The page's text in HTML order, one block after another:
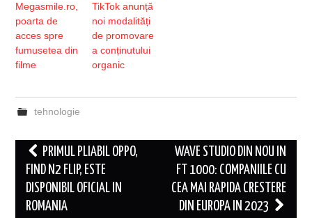
Megasmile.ro,
poarta de
acces spre
fumusetea din
filme
TikTok anunță
noi modalități
de promovare
a conținutului
organic
tehnologie
Post
navigation
PRIMUL PLIABIL OPPO,
FIND N2 FLIP, ESTE
DISPONIBIL OFICIAL IN
ROMANIA
WAVE STUDIO DIN NOU IN
FT 1000: COMPANIILE CU
CEA MAI RAPIDA CRESTERE
DIN EUROPA IN 2023